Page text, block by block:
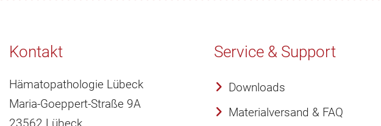
Kontakt
Hämatopathologie Lübeck
Maria-Goeppert-Straße 9A
23562 Lübeck
Service & Support
Downloads
Materialversand & FAQ